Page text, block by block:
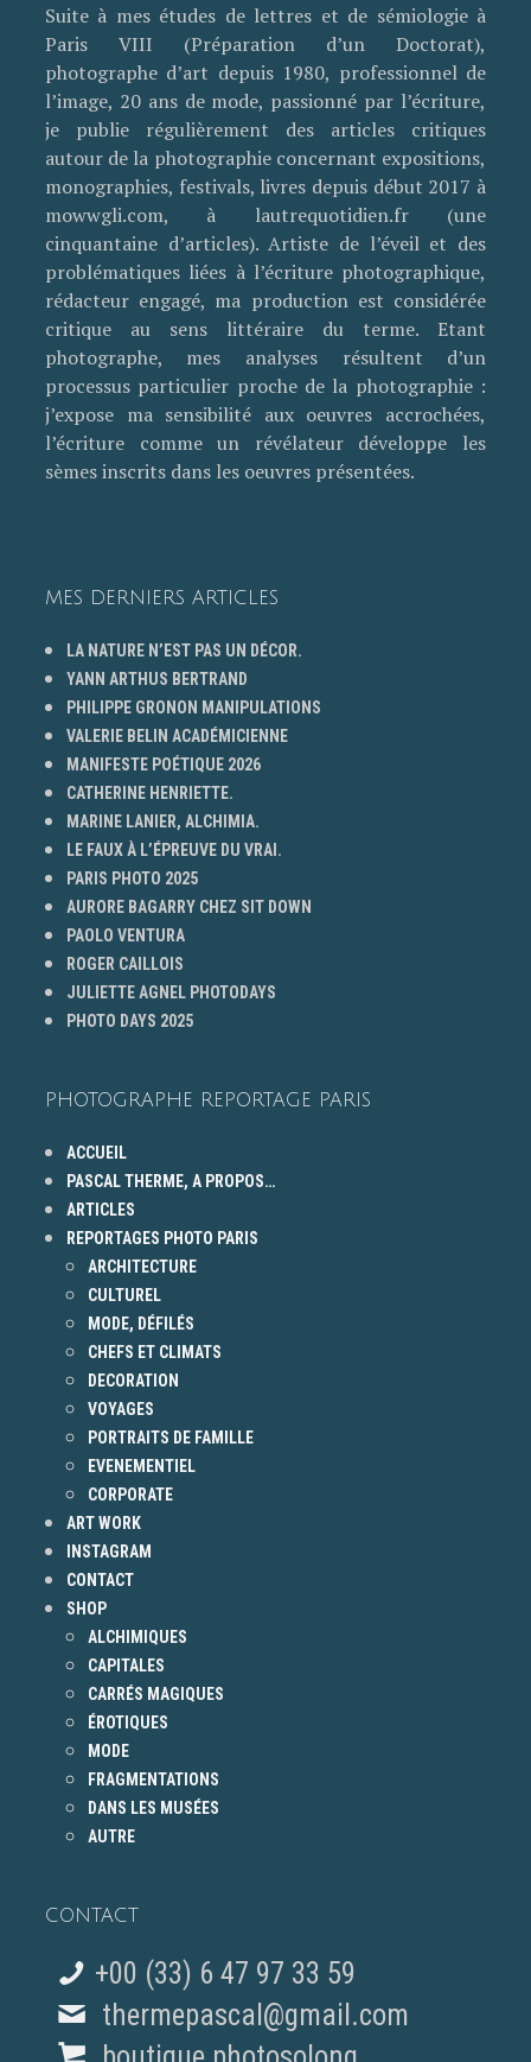
Suite à mes études de lettres et de sémiologie à
Paris VIII (Préparation d’un Doctorat),
photographe d’art depuis 1980, professionnel de
l’image, 20 ans de mode, passionné par l’écriture,
je publie régulièrement des articles critiques
autour de la photographie concernant expositions,
monographies, festivals, livres depuis début 2017 à
mowwgli.com, à lautrequotidien.fr (une
cinquantaine d’articles). Artiste de l’éveil et des
problématiques liées à l’écriture photographique,
rédacteur engagé, ma production est considérée
critique au sens littéraire du terme. Etant
photographe, mes analyses résultent d’un
processus particulier proche de la photographie :
j’expose ma sensibilité aux oeuvres accrochées,
l’écriture comme un révélateur développe les
sèmes inscrits dans les oeuvres présentées.
MES DERNIERS ARTICLES
LA NATURE N’EST PAS UN DÉCOR.
YANN ARTHUS BERTRAND
PHILIPPE GRONON MANIPULATIONS
VALERIE BELIN ACADÉMICIENNE
MANIFESTE POÉTIQUE 2026
CATHERINE HENRIETTE.
MARINE LANIER, ALCHIMIA.
LE FAUX À L’ÉPREUVE DU VRAI.
PARIS PHOTO 2025
AURORE BAGARRY CHEZ SIT DOWN
PAOLO VENTURA
ROGER CAILLOIS
JULIETTE AGNEL PHOTODAYS
PHOTO DAYS 2025
PHOTOGRAPHE REPORTAGE PARIS
ACCUEIL
PASCAL THERME, A PROPOS…
ARTICLES
REPORTAGES PHOTO PARIS
ARCHITECTURE
CULTUREL
MODE, DÉFILÉS
CHEFS ET CLIMATS
DECORATION
VOYAGES
PORTRAITS DE FAMILLE
EVENEMENTIEL
CORPORATE
ART WORK
INSTAGRAM
CONTACT
SHOP
ALCHIMIQUES
CAPITALES
CARRÉS MAGIQUES
ÉROTIQUES
MODE
FRAGMENTATIONS
DANS LES MUSÉES
AUTRE
CONTACT
+00 (33) 6 47 97 33 59
thermepascal@gmail.com